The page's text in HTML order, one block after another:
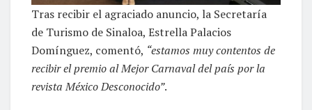
Tras recibir el agraciado anuncio, la Secretaría
de Turismo de Sinaloa, Estrella Palacios
Domínguez, comentó, “estamos muy contentos de
recibir el premio al Mejor Carnaval del país por la
revista México Desconocido”.